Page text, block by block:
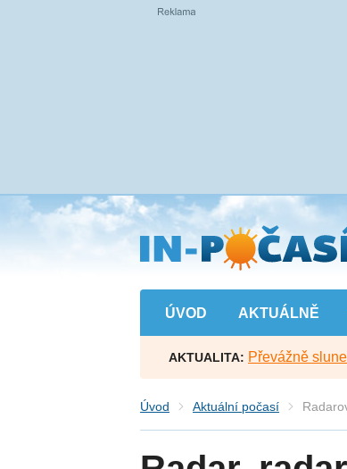
Přejít
na
hlavní
obsah
ÚVOD AKTUÁLNĚ
AKTUALITA: Převážně
Úvod Aktuální počasí